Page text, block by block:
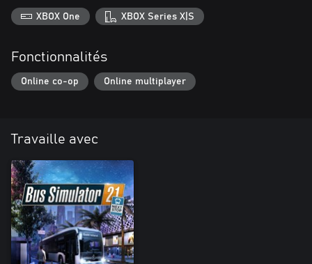
XBOX One XBOX Series X|S
Fonctionnalités
Online co-op Online multiplayer
Travaille avec